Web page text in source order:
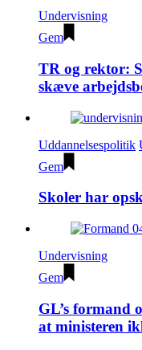
Undervisning
Gem
TR og rektor:
skæve
Uddannelsespolitik
Gem
Skoler har
Undervisning
Gem
GL’s formand
at ministeren